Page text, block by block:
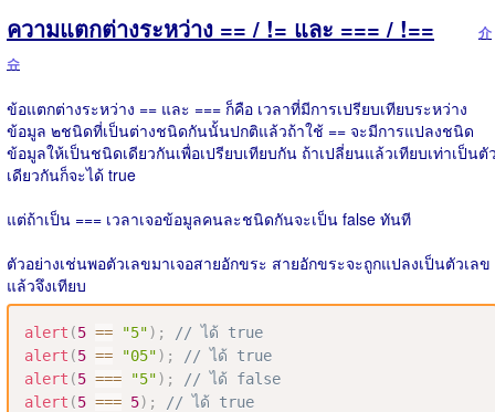
ความแตกต่างระหว่าง == / != และ === / !==
介
슈
ข้อแตกต่างระหว่าง == และ === ก็คือ เวลาที่มีการเปรียบเทียบระหว่าง
ข้อมูล ๒​ ชนิดที่เป็นต่างชนิดกันนั้นปกติแล้วถ้าใช้ == จะมีการแปลงชนิด
ข้อมูลให้เป็นชนิดเดียวกันเพื่อเปรียบเทียบกัน ถ้าเปลี่ยนแล้วเทียบเท่าเป็นตั
เดียวกันก็จะได้ true
แต่ถ้าเป็น === เวลาเจอข้อมูลคนละชนิดกันจะเป็น false ทันที
ตัวอย่างเช่นพอตัวเลขมาเจอสายอักขระ สายอักขระจะถูกแปลงเป็นตัวเลข
แล้วจึงเทียบ
alert (5 == "5") ;
// ได้ true
alert (5 == "05") ;
// ได้ true
alert (5 === "5") ;
// ได้ false
alert (5 === 5) ;
// ได้ true